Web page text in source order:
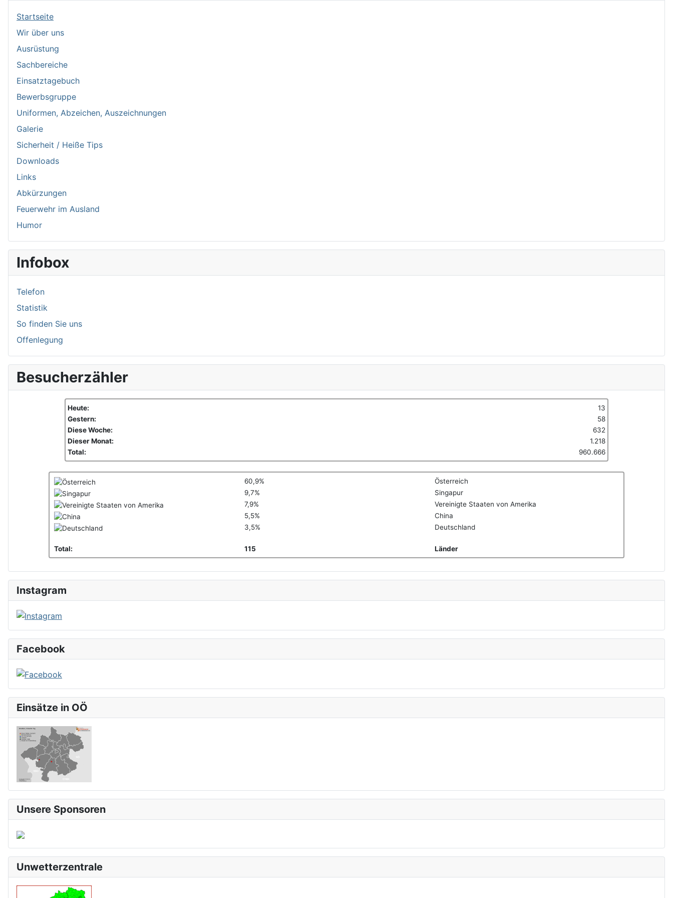
Startseite
Wir über uns
Ausrüstung
Sachbereiche
Einsatztagebuch
Bewerbsgruppe
Uniformen, Abzeichen, Auszeichnungen
Galerie
Sicherheit / Heiße Tips
Downloads
Links
Abkürzungen
Feuerwehr im Ausland
Humor
Infobox
Telefon
Statistik
So finden Sie uns
Offenlegung
Besucherzähler
Heute:
13
Gestern:
58
Diese Woche:
632
Dieser Monat:
1.218
Total:
960.666
60,9%
Österreich
9,7%
Singapur
7,9%
Vereinigte Staaten von Amerika
5,5%
China
3,5%
Deutschland
Total: 115 Länder
Instagram
Facebook
Einsätze in OÖ
Unsere Sponsoren
Unwetterzentrale